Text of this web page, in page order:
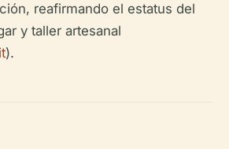
reafirmando el estatus del
y taller artesanal
).